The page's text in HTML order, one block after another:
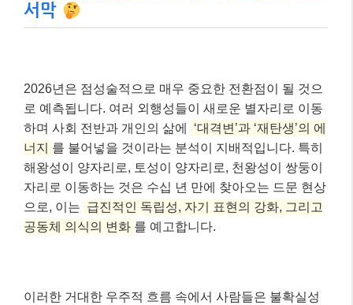
서막
2026년은 점성술적으로 매우 중요한 전환점이 될 것으
로 예측됩니다. 여러 외행성들이 새로운 별자리로 이동
하며 사회 전반과 개인의 삶에
‘대격변’과 ‘재탄생’의 에
너지
를 불어넣을 것이라는 분석이 지배적입니다. 특히
해왕성이 양자리로, 토성이 양자리로, 천왕성이 쌍둥이
자리로 이동하는 것은 수십 년 만에 찾아오는 드문 현상
으로, 이는 급진적인 독립성, 자기 표현의 강화, 그리고
공동체 의식의 변화 를 예고합니다.
이러한 거대한 우주적 흐름 속에서 사람들은 불확실성